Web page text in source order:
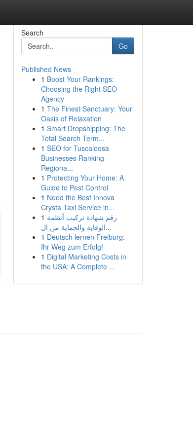
Search
Go
Published News
1 Boost Your Rankings:
Choosing the Right SEO
Agency
1 The Finest Sanctuary: Your
Oasis of Relaxation
1 Smart Dropshipping: The
Total Search Term...
1 SEO for Tuscaloosa
Businesses Ranking
Regiona...
1 Protecting Your Home: A
Guide to Pest Control
1 Need the Best Innova
Crysta Taxi Service in...
1 رقم شهادة تركيب أنظمة
الوقاية والحماية من ال...
1 Deutsch lernen Freiburg:
Ihr Weg zum Erfolg!
1 Digital Marketing Costs in
the USA: A Complete ...